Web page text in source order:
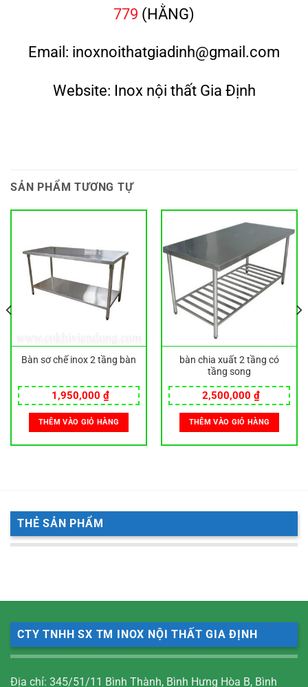
779 (HẰNG)
Email: inoxnoithatgiadinh@gmail.com
Website: Inox nội thất Gia Định
SẢN PHẨM TƯƠNG TỰ
Bàn sơ chế inox 2 tầng bàn
1,950,000 ₫
THÊM VÀO GIỎ HÀNG
bàn chia xuất 2 tầng có
tầng song
2,500,000 ₫
THÊM VÀO GIỎ HÀNG
THẺ SẢN PHẨM
CTY TNHH SX TM INOX NỘI THẤT GIA ĐỊNH
Địa chỉ: 345/51/11 Bình Thành, Bình Hưng Hòa B, Bình